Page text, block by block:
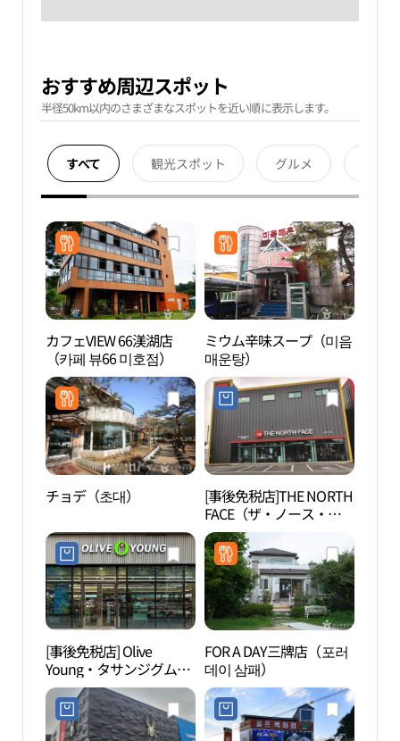
おすすめ周辺スポット
半径50km以内のさまざまなスポットを近い順に表示します。
すべて 観光スポット グルメ
カフェVIEW 66渼湖店
（카페 뷰66 미호점）
ミウム辛味スープ（미음
매운탕）
チョデ（초대）
[事後免税店]THE NORTH
FACE（ザ・ノース・フ
ェイス）TNF・サンペ
（三牌）店(노스페이스
TNF삼패점)
[事後免税店] Olive
Young・タサンジグム
（茶山芝錦）店(올리브
영 다산지금점)
FOR A DAY三牌店（포러
데이 삼패）